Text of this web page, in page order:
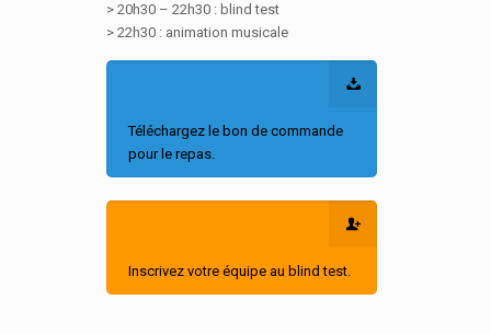
> 20h30 – 22h30 : blind test
> 22h30 : animation musicale
Téléchargez le bon de commande
pour le repas.
Inscrivez votre équipe au blind test.